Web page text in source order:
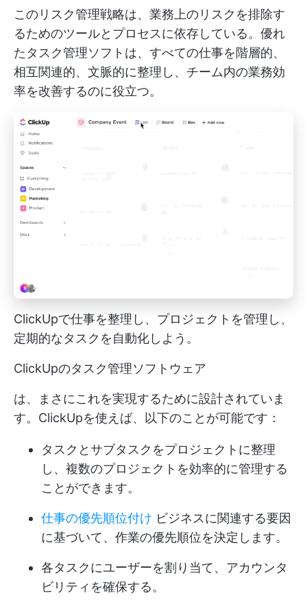
このリスク管理戦略は、業務上のリスクを排除す
るためのツールとプロセスに依存している。優れ
たタスク管理ソフトは、すべての仕事を階層的、
相互関連的、文脈的に整理し、チーム内の業務効
率を改善するのに役立つ。
ClickUpで仕事を整理し、プロジェクトを管理し、
定期的なタスクを自動化しよう。
ClickUpのタスク管理ソフトウェア
は、まさにこれを実現するために設計されていま
す。ClickUpを使えば、以下のことが可能です：
タスクとサブタスクをプロジェクトに整理
し、複数のプロジェクトを効率的に管理する
ことができます。
仕事の優先順位付け ビジネスに関連する要因
に基づいて、作業の優先順位を決定します。
各タスクにユーザーを割り当て、アカウンタ
ビリティを確保する。